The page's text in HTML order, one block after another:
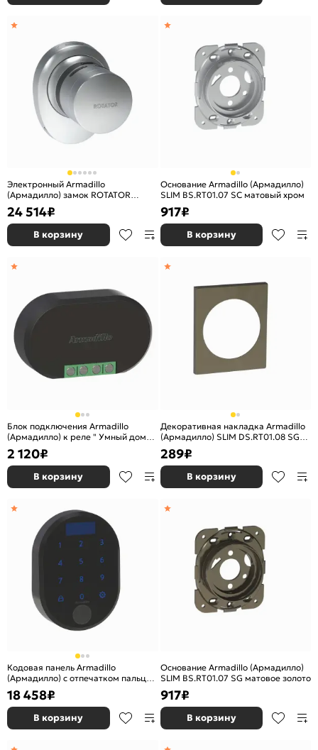
Электронный Armadillo
(Армадилло) замок ROTATOR
EL.RT01.01 SC матовый хром
24 514₽
В корзину
Основание Armadillo (Армадилло)
SLIM BS.RT01.07 SC матовый хром
917₽
В корзину
Блок подключения Armadillo
(Армадилло) к реле " Умный дом"
BSH.RT01.06
2 120₽
В корзину
Декоративная накладка Armadillo
(Армадилло) SLIM DS.RT01.08 SG
матовое золото
289₽
В корзину
Кодовая панель Armadillo
(Армадилло) с отпечатком пальца
CD.B RT01.02 BL черный
18 458₽
В корзину
Основание Armadillo (Армадилло)
SLIM BS.RT01.07 SG матовое золото
917₽
В корзину